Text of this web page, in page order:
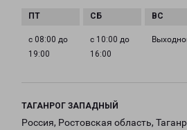
с 08:00 до
19:00
с 10:00 до
16:00
ТАГАНРОГ ЗАПАДНЫЙ
Россия, Ростовская область,